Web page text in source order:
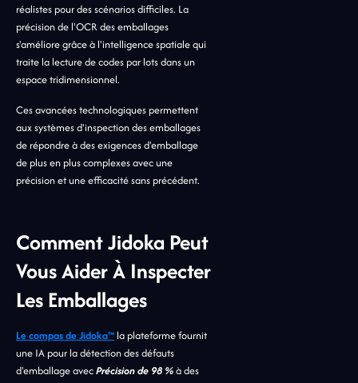
réalistes pour des scénarios difficiles. La
précision de l'OCR des emballages
s'améliore grâce à l'intelligence spatiale qui
traite la lecture de codes par lots dans un
espace tridimensionnel.
Ces avancées technologiques permettent
aux systèmes d'inspection des emballages
de répondre à des exigences d'emballage
de plus en plus complexes avec une
précision et une efficacité sans précédent.
Comment Jidoka Peut
Vous Aider À Inspecter
Les Emballages
Le compas de Jidoka™ la plateforme fournit
une IA pour la détection des défauts
d'emballage avecPrécision de 98 %à des